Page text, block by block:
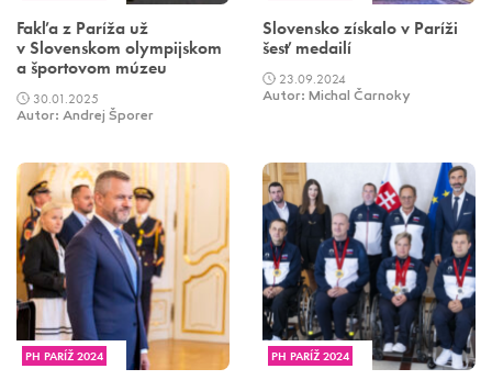
Fakľa z Paríža už
v Slovenskom olympijskom
a športovom múzeu
30.01.2025
Autor: Andrej Šporer
Slovensko získalo v Paríži
šesť medailí
23.09.2024
Autor: Michal Čarnoky
PH PARÍŽ 2024 PH PARÍŽ 2024